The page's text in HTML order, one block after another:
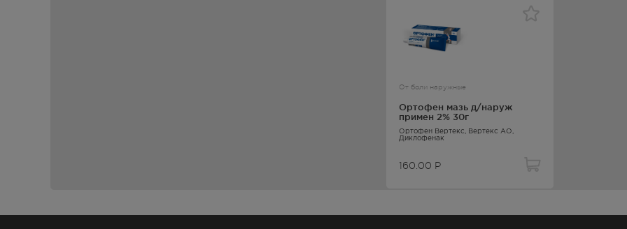
От боли наружные
Ортофен мазь д/наруж
примен 2% 30г
Ортофен Вертекс , Вертекс АО,
Диклофенак
160.00 Р